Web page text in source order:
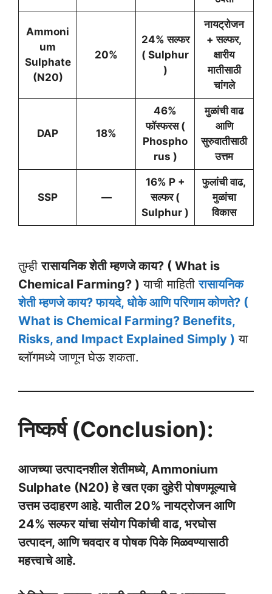
Ammoni
um
Sulphate
(N20)
20%
24% सल्फर
( Sulphur
)
नायट्रोजन
+ सल्फर,
क्षारीय
मातीसाठी
चांगले
DAP 18%
46%
फॉस्फरस (
Phospho
rus )
मुळांची वाढ
आणि
सुरुवातीसाठी
उत्तम
SSP —
16% P +
सल्फर (
Sulphur )
फुलांची वाढ,
मुळांचा
विकास
तुम्हीरासायनिक शेती म्हणजे काय? ( What is
Chemical Farming? ) याची माहितीरासायनिक
शेती म्हणजे काय? फायदे, धोके आणि परिणाम कोणते? (
What is Chemical Farming? Benefits,
Risks, and Impact Explained Simply ) या
ब्लॉगमध्ये जाणून घेऊ शकता.
निष्कर्ष (Conclusion):
आजच्या उत्पादनशील शेतीमध्ये, Ammonium
Sulphate (N20) हे खत एका दुहेरी पोषणमूल्याचे
उत्तम उदाहरण आहे. यातील 20% नायट्रोजन आणि
24% सल्फर यांचा संयोग पिकांची वाढ, भरघोस
उत्पादन, आणि चवदार व पोषक पिके मिळवण्यासाठी
महत्त्वाचे आहे.